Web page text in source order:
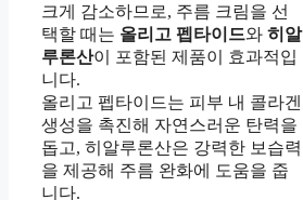
크게 감소하므로, 주름 크림을 선
택할 때는 올리고 펩타이드와 히알
루론산이 포함된 제품이 효과적입
니다.
올리고 펩타이드는 피부 내 콜라겐
생성을 촉진해 자연스러운 탄력을
돕고, 히알루론산은 강력한 보습력
을 제공해 주름 완화에 도움을 줍
니다.